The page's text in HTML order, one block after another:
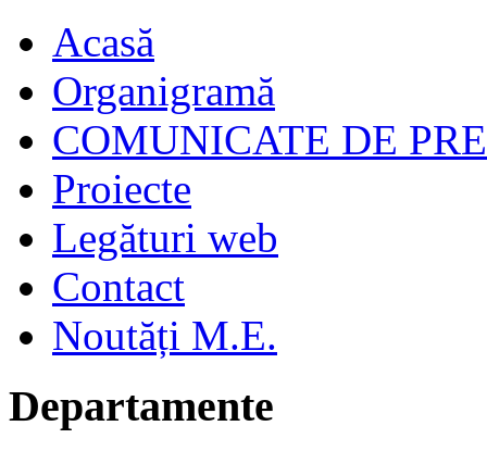
Acasă
Organigramă
COMUNICATE DE
Proiecte
Legături web
Contact
Noutăți M.E.
Departamente